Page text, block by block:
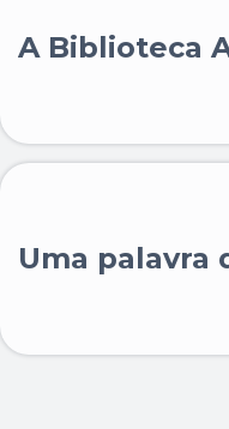
A Biblioteca
Uma palavra